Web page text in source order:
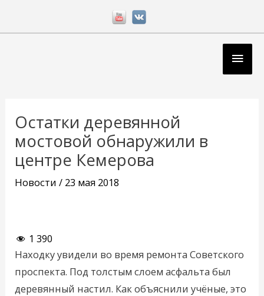
Остатки деревянной
мостовой обнаружили в
центре Кемерова
Новости / 23 мая 2018
1 390
Находку увидели во время ремонта Советского
проспекта. Под толстым слоем асфальта был
деревянный настил. Как объяснили учёные, это
записям